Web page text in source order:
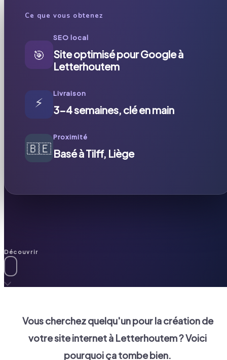
Ce que vous obtenez
🎯
SEO local
Site optimisé pour Google à
Letterhoutem
⚡
Livraison
3-4 semaines, clé en main
🇧🇪
Proximité
Basé à Tilff, Liège
Découvrir
Vous cherchez quelqu'un pour la création de
votre site internet à Letterhoutem? Voici
pourquoi ça tombe bien.